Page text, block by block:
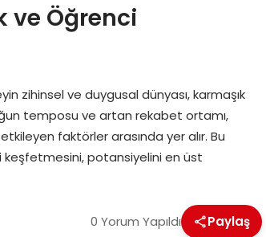
ve Öğrenci
zihinsel ve duygusal dünyası, karmaşık
temposu ve artan rekabet ortamı,
faktörler arasında yer alır. Bu
keşfetmesini, potansiyelini en üst
0 Yorum Yapıldı Paylaş